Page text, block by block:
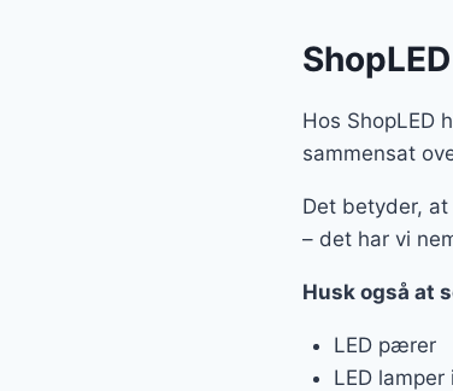
Hos ShopLED
sammensat
Det betyder,
– det har vi
Husk også at
LED pærer
LED